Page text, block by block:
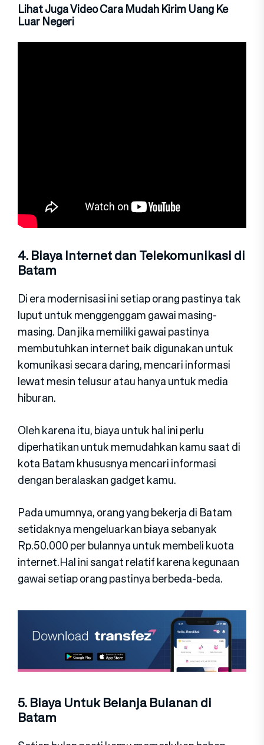
Lihat Juga Video Cara Mudah Kirim Uang Ke
Luar Negeri
4. Biaya Internet dan Telekomunikasi di
Batam
Di era modernisasi ini setiap orang pastinya tak
luput untuk menggenggam gawai masing-
masing. Dan jika memiliki gawai pastinya
membutuhkan internet baik digunakan untuk
komunikasi secara daring, mencari informasi
lewat mesin telusur atau hanya untuk media
hiburan.
Oleh karena itu, biaya untuk hal ini perlu
diperhatikan untuk memudahkan kamu saat di
kota Batam khususnya mencari informasi
dengan beralaskan gadget kamu.
Pada umumnya, orang yang bekerja di Batam
setidaknya mengeluarkan biaya sebanyak
Rp.50.000 per bulannya untuk membeli kuota
internet.Hal ini sangat relatif karena kegunaan
gawai setiap orang pastinya berbeda-beda.
5. Biaya Untuk Belanja Bulanan di
Batam